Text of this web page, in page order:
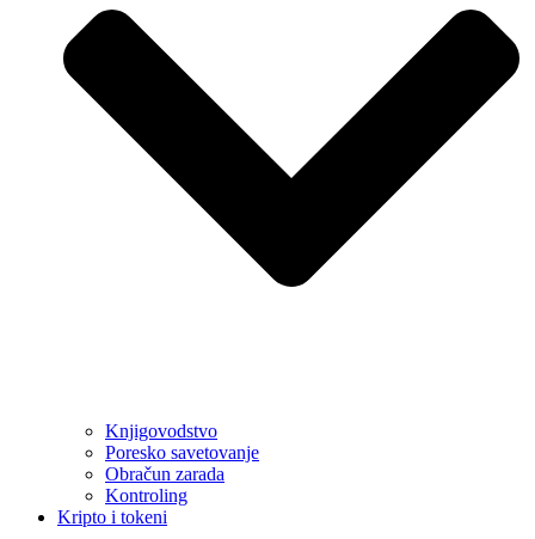
Knjigovodstvo
Poresko savetovanje
Obračun zarada
Kontroling
Kripto i tokeni